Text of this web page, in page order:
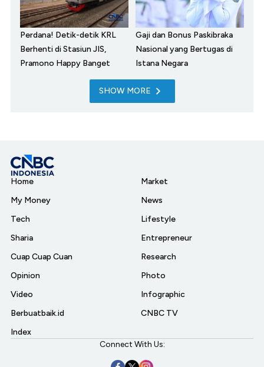
Perdana! Detik-detik KRL
Berhenti di Stasiun JIS,
Pramono Happy Banget
Gaji dan Bonus Paskibraka
Nasional yang Bertugas di
Istana Negara
SHOW MORE
Home
My Money
Tech
Sharia
Cuap Cuap Cuan
Opinion
Video
Berbuatbaik.id
Index
Market
News
Lifestyle
Entrepreneur
Research
Photo
Infographic
CNBC TV
Connect With Us: